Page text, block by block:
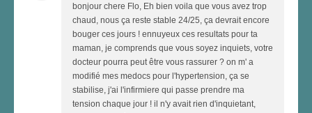
bonjour chere Flo, Eh bien voila que vous avez trop
chaud, nous ça reste stable 24/25, ça devrait encore
bouger ces jours ! ennuyeux ces resultats pour ta
maman, je comprends que vous soyez inquiets, votre
docteur pourra peut être vous rassurer ? on m' a
modifié mes medocs pour l'hypertension, ça se
stabilise, j'ai l'infirmiere qui passe prendre ma
tension chaque jour ! il n'y avait rien d'inquietant,